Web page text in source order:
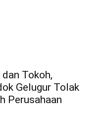
Tokoh,
Gelugur Tolak
Perusahaan